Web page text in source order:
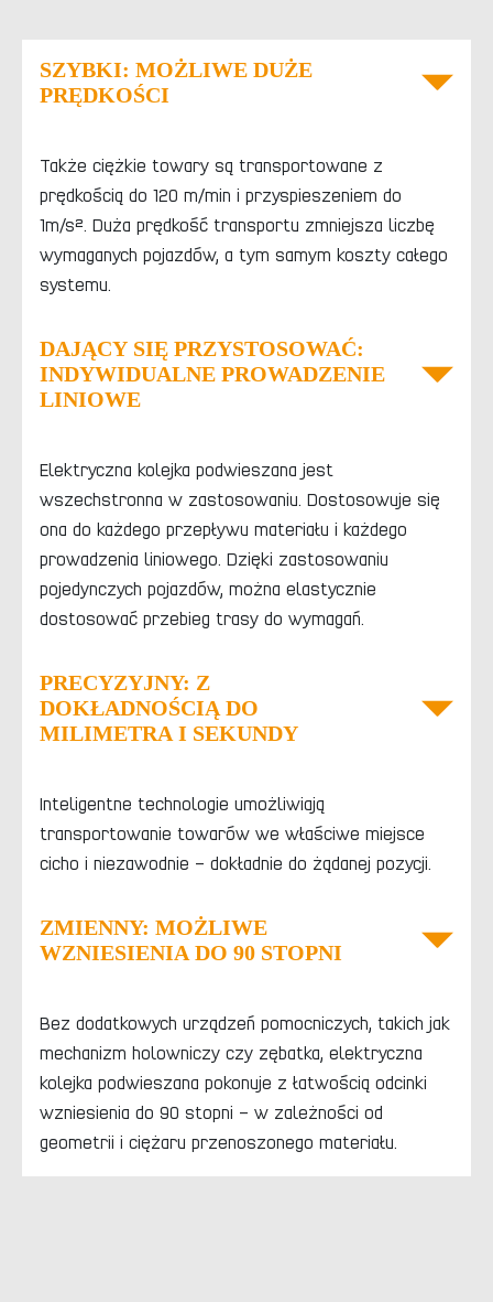
SZYBKI: MOŻLIWE DUŻE
PRĘDKOŚCI
Także ciężkie towary są transportowane z
prędkością do 120 m/min i przyspieszeniem do
1m/s². Duża prędkość transportu zmniejsza liczbę
wymaganych pojazdów, a tym samym koszty całego
systemu.
DAJĄCY SIĘ PRZYSTOSOWAĆ:
INDYWIDUALNE PROWADZENIE
LINIOWE
Elektryczna kolejka podwieszana jest
wszechstronna w zastosowaniu. Dostosowuje się
ona do każdego przepływu materiału i każdego
prowadzenia liniowego. Dzięki zastosowaniu
pojedynczych pojazdów, można elastycznie
dostosować przebieg trasy do wymagań.
PRECYZYJNY: Z
DOKŁADNOŚCIĄ DO
MILIMETRA I SEKUNDY
Inteligentne technologie umożliwiają
transportowanie towarów we właściwe miejsce
cicho i niezawodnie – dokładnie do żądanej pozycji.
ZMIENNY: MOŻLIWE
WZNIESIENIA DO 90 STOPNI
Bez dodatkowych urządzeń pomocniczych, takich jak
mechanizm holowniczy czy zębatka, elektryczna
kolejka podwieszana pokonuje z łatwością odcinki
wzniesienia do 90 stopni – w zależności od
geometrii i ciężaru przenoszonego materiału.